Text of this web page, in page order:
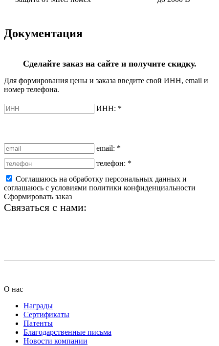
Документация
Сделайте заказ на сайте и получите скидку.
Для формирования цены и заказа введите свой ИНН, email и
номер телефона.
ИНН: *
email: *
телефон: *
Соглашаюсь на обработку персональных данных и
соглашаюсь с условиями политики конфиденциальности
Сформировать заказ
Связаться с нами:
О нас
Награды
Сертификаты
Патенты
Благодарственные письма
Новости компании